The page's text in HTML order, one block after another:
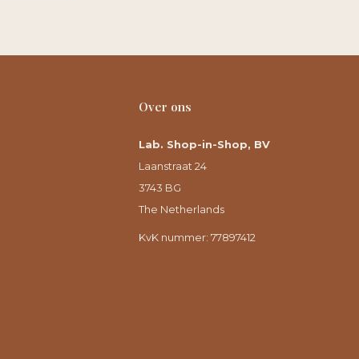
Over ons
Lab. Shop-in-Shop, BV
Laanstraat 24
3743 BG
The Netherlands
KvK nummer: 77897412